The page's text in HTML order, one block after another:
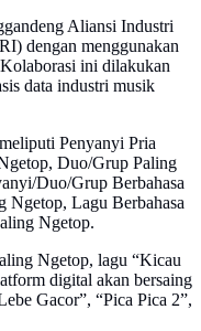
Aliansi Industri
dengan menggunakan
ini dilakukan
data industri musik
Penyanyi Pria
Duo/Grup Paling
Duo/Grup Berbahasa
Lagu Berbahasa
Ngetop.
Ngetop, lagu “Kicau
digital akan bersaing
Gacor”, “Pica Pica 2”,